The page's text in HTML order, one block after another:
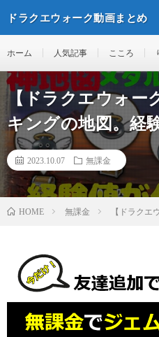
ドラクエウォーク動画まとめ
ホーム 人気記事 こころ
【ドラクエウォー
キングの地図。経
2023.10.07 無課金
HOME 無課金 【ドラク